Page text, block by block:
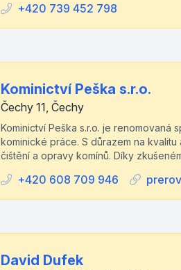
+420 739 452 798
Kominictví Peška s.r.o.
Čechy 11, Čechy
Kominictví Peška s.r.o. je
kominické práce. S důrazem na
čištění a opravy komínů. Díky
+420 608 709 946
David Dufek